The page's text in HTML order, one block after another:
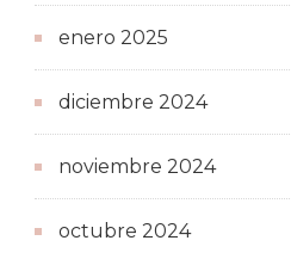
enero 2025
diciembre 2024
noviembre 2024
octubre 2024